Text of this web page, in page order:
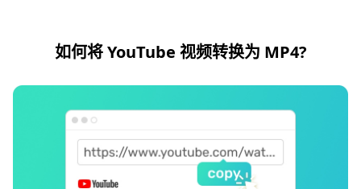
如何将 YouTube 视频转换为 MP4?